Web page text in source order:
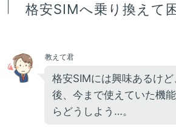
格安SIMへ乗り換えて
教えて君
格安SIMには興味あるけ
後、今まで使えていた機
らどうしよう…。